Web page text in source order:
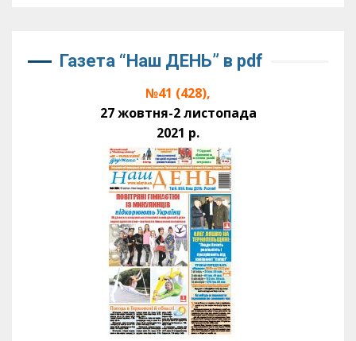
Газета “Наш ДЕНЬ” в pdf
№41 (428),
27 жовтня-2 листопада
2021 р.